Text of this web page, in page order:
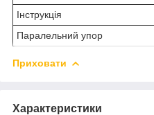
Інструкція
Паралельний упор
Приховати
Характеристики